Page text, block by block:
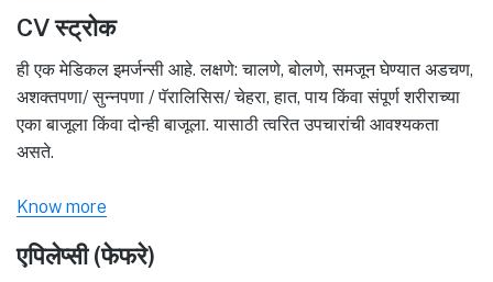
CV स्ट्रोक
ही एक मेडिकल इमर्जन्सी आहे. लक्षणे: चालणे, बोलणे, समजून घेण्यात अडचण,
अशक्तपणा/ सुन्नपणा / पॅरालिसिस/ चेहरा, हात, पाय किंवा संपूर्ण शरीराच्या
एका बाजूला किंवा दोन्ही बाजूला. यासाठी त्वरित उपचारांची आवश्यकता
असते.
Know more
एपिलेप्सी (फेफरे)